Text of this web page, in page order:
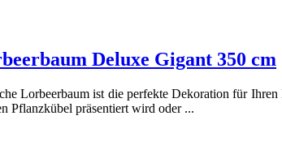
Deluxe Gigant 350 cm
Lorbeerbaum ist die perfekte Dekoration für
Pflanzkübel präsentiert wird oder ...